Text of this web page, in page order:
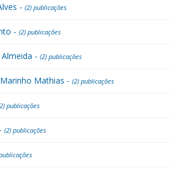
- (2) publicações
- (2) publicações
- (2) publicações
Mathias - (2) publicações
publicações
(2) publicações